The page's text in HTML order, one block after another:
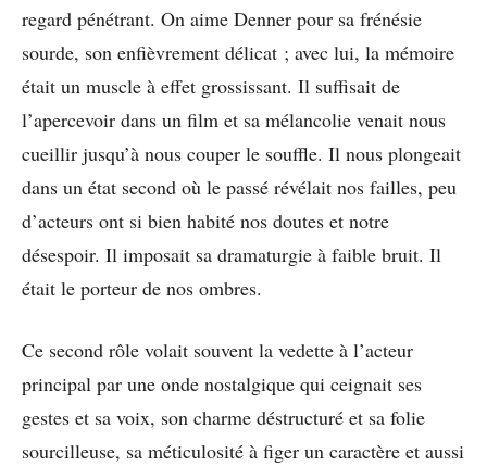
regard pénétrant. On aime Denner pour sa frénésie
sourde, son enfièvrement délicat ; avec lui, la mémoire
était un muscle à effet grossissant. Il suffisait de
l’apercevoir dans un film et sa mélancolie venait nous
cueillir jusqu’à nous couper le souffle. Il nous plongeait
dans un état second où le passé révélait nos failles, peu
d’acteurs ont si bien habité nos doutes et notre
désespoir. Il imposait sa dramaturgie à faible bruit. Il
était le porteur de nos ombres.
Ce second rôle volait souvent la vedette à l’acteur
principal par une onde nostalgique qui ceignait ses
gestes et sa voix, son charme déstructuré et sa folie
sourcilleuse, sa méticulosité à figer un caractère et aussi